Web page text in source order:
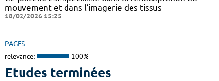
mouvement et dans l’imagerie des tissus
18/02/2026 15:25
PAGES
relevance: 100%
Etudes terminées